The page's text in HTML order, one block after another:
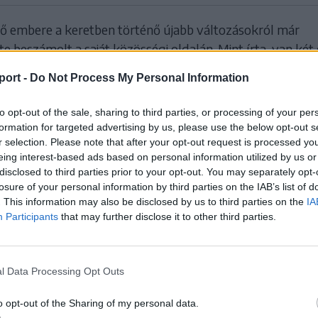
- Do Not Process My Personal Information
opt-out of the sale, sharing to third parties, or processing of your
for targeted advertising by us, please use the below opt-out
selection. Please note that after your opt-out request is processed
interest-based ads based on personal information utilized by us
to third parties prior to your opt-out. You may separately
of your personal information by third parties on the IAB’s list of
This information may also be disclosed by us to third parties on the
Participants that may further disclose it to other third parties.
Data Processing Opt Outs
opt-out of the Sharing of my personal data.
embere a keretben történő újabb változásokról már
beszámolt a saját közösségi oldalán. Mint írta, van két
akkor legalább hozzájuk hasonló szintű labdarúgókat
követően számolt be az újdonságokról egy hosszabb
hogy a csapat szurkolói ismét rengeteg negatív
és azt állították, hogy csak ingyen igazolható
az együtteshez.